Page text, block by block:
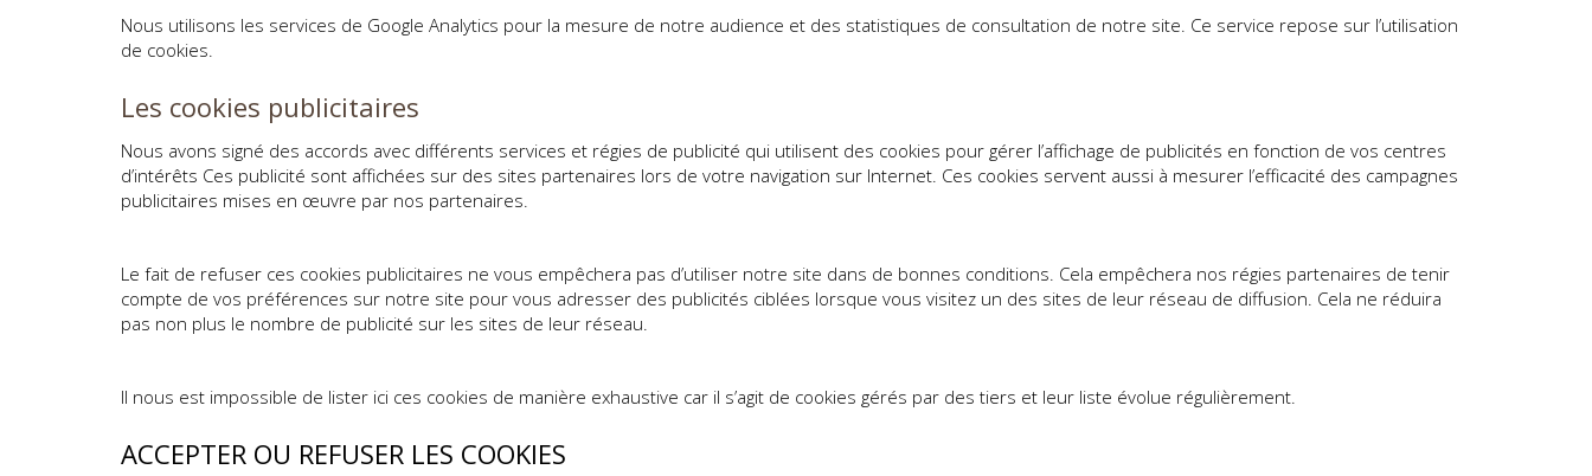
Nous utilisons les services de Google Analytics pour la mesure de notre audience et des statistiques de consultation de notre site. Ce service repose sur l’utilisation
de cookies.
Les cookies publicitaires
Nous avons signé des accords avec différents services et régies de publicité qui utilisent des cookies pour gérer l’affichage de publicités en fonction de vos centres
d’intérêts Ces publicité sont affichées sur des sites partenaires lors de votre navigation sur Internet. Ces cookies servent aussi à mesurer l’efficacité des campagnes
publicitaires mises en œuvre par nos partenaires.
Le fait de refuser ces cookies publicitaires ne vous empêchera pas d’utiliser notre site dans de bonnes conditions. Cela empêchera nos régies partenaires de tenir
compte de vos préférences sur notre site pour vous adresser des publicités ciblées lorsque vous visitez un des sites de leur réseau de diffusion. Cela ne réduira
pas non plus le nombre de publicité sur les sites de leur réseau.
Il nous est impossible de lister ici ces cookies de manière exhaustive car il s’agit de cookies gérés par des tiers et leur liste évolue régulièrement.
ACCEPTER OU REFUSER LES COOKIES